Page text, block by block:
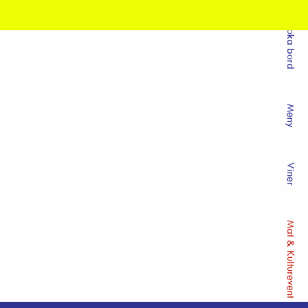
Boka bord
Meny
Viner
Mat & Kulturevent